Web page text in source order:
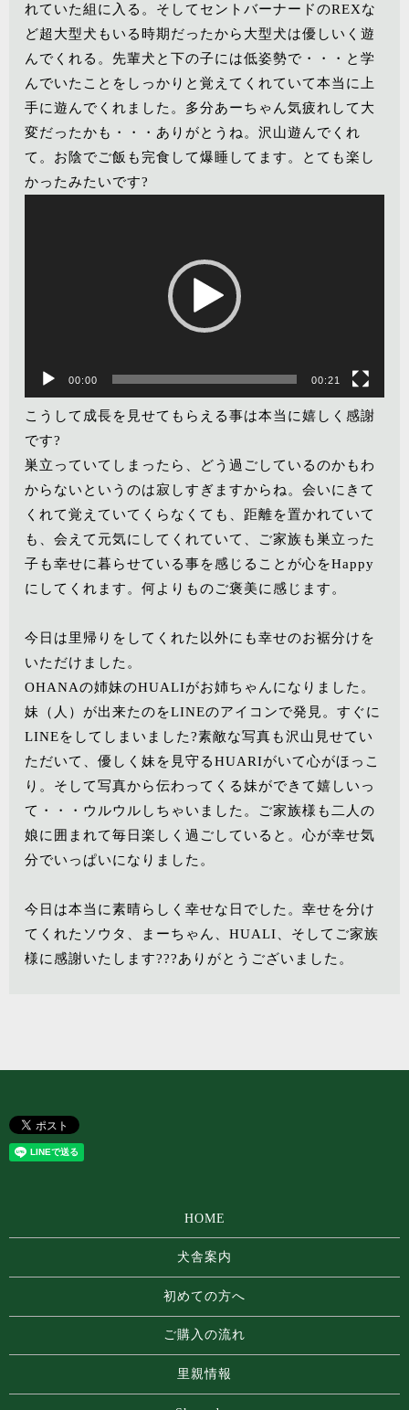
れていた組に入る。そしてセントバーナードのREXな
ど超大型犬もいる時期だったから大型犬は優しいく遊
んでくれる。先輩犬と下の子には低姿勢で・・・と学
んでいたことをしっかりと覚えてくれていて本当に上
手に遊んでくれました。多分あーちゃん気疲れして大
変だったかも・・・ありがとうね。沢山遊んでくれ
て。お陰でご飯も完食して爆睡してます。とても楽し
かったみたいです?
00:00 00:21
こうして成長を見せてもらえる事は本当に嬉しく感謝
です?
巣立っていてしまったら、どう過ごしているのかもわ
からないというのは寂しすぎますからね。会いにきて
くれて覚えていてくらなくても、距離を置かれていて
も、会えて元気にしてくれていて、ご家族も巣立った
子も幸せに暮らせている事を感じることが心をHappy
にしてくれます。何よりものご褒美に感じます。
今日は里帰りをしてくれた以外にも幸せのお裾分けを
いただけました。
OHANAの姉妹のHUALIがお姉ちゃんになりました。
妹（人）が出来たのをLINEのアイコンで発見。すぐに
LINEをしてしまいました?素敵な写真も沢山見せてい
ただいて、優しく妹を見守るHUARIがいて心がほっこ
り。そして写真から伝わってくる妹ができて嬉しいっ
て・・・ウルウルしちゃいました。ご家族様も二人の
娘に囲まれて毎日楽しく過ごしていると。心が幸せ気
分でいっぱいになりました。
今日は本当に素晴らしく幸せな日でした。幸せを分け
てくれたソウタ、まーちゃん、HUALI、そしてご家族
様に感謝いたします???ありがとうございました。
HOME
犬舎案内
初めての方へ
ご購入の流れ
里親情報